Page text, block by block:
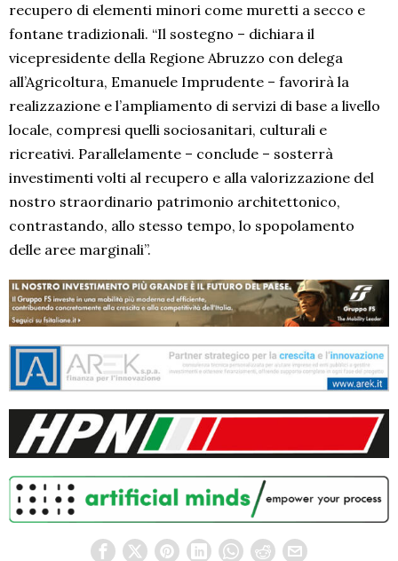
recupero di elementi minori come muretti a secco e
fontane tradizionali. “Il sostegno – dichiara il
vicepresidente della Regione Abruzzo con delega
all’Agricoltura, Emanuele Imprudente – favorirà la
realizzazione e l’ampliamento di servizi di base a livello
locale, compresi quelli sociosanitari, culturali e
ricreativi. Parallelamente – conclude – sosterrà
investimenti volti al recupero e alla valorizzazione del
nostro straordinario patrimonio architettonico,
contrastando, allo stesso tempo, lo spopolamento
delle aree marginali”.